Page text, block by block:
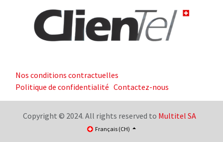
Nos conditions contractuelles
Politique de confidentialité Contactez-nous
Copyright © 2024. All rights reserved to Multitel SA
Français (CH)